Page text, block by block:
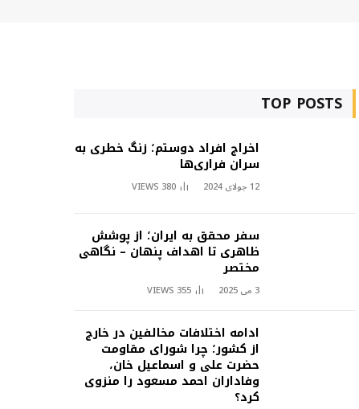
TOP POSTS
اخراج افراد دوستم؛ زنگ خطری به
سران فراری‌ها
12 جولای 2024 380
VIEWS
سفر محقق به ایران؛ از پوشش
ظاهری تا اهداف پنهان – نگاهی
مختصر
3 می 2025 355
VIEWS
ادامه اختلافات مخالفین در خارج
از کشور؛ چرا شورای مقاومت
حضرت علی و اسماعیل خان،
وفاداران احمد مسعود را منزوی
کرد؟